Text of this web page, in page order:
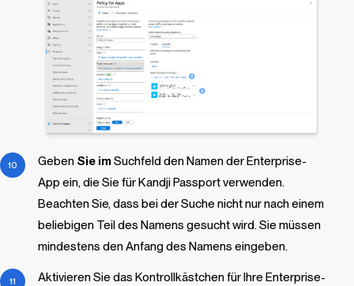
Geben Sie imSuchfeld den Namen der Enterprise-
App ein, die Sie für Kandji Passport verwenden.
Beachten Sie, dass bei der Suche nicht nur nach einem
beliebigen Teil des Namens gesucht wird. Sie müssen
mindestens den Anfang des Namens eingeben.
Aktivieren Sie das Kontrollkästchen für Ihre Enterprise-